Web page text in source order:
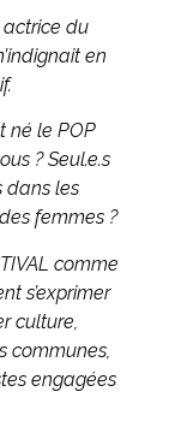
actrice du
en
né le POP
? Seul.e.s
dans les
femmes ?
comme
s’exprimer
culture,
communes,
engagées